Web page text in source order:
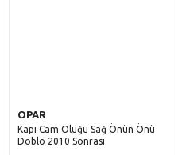
OPAR
Kapı Cam Oluğu Sağ Önün Önü
Doblo 2010 Sonrası